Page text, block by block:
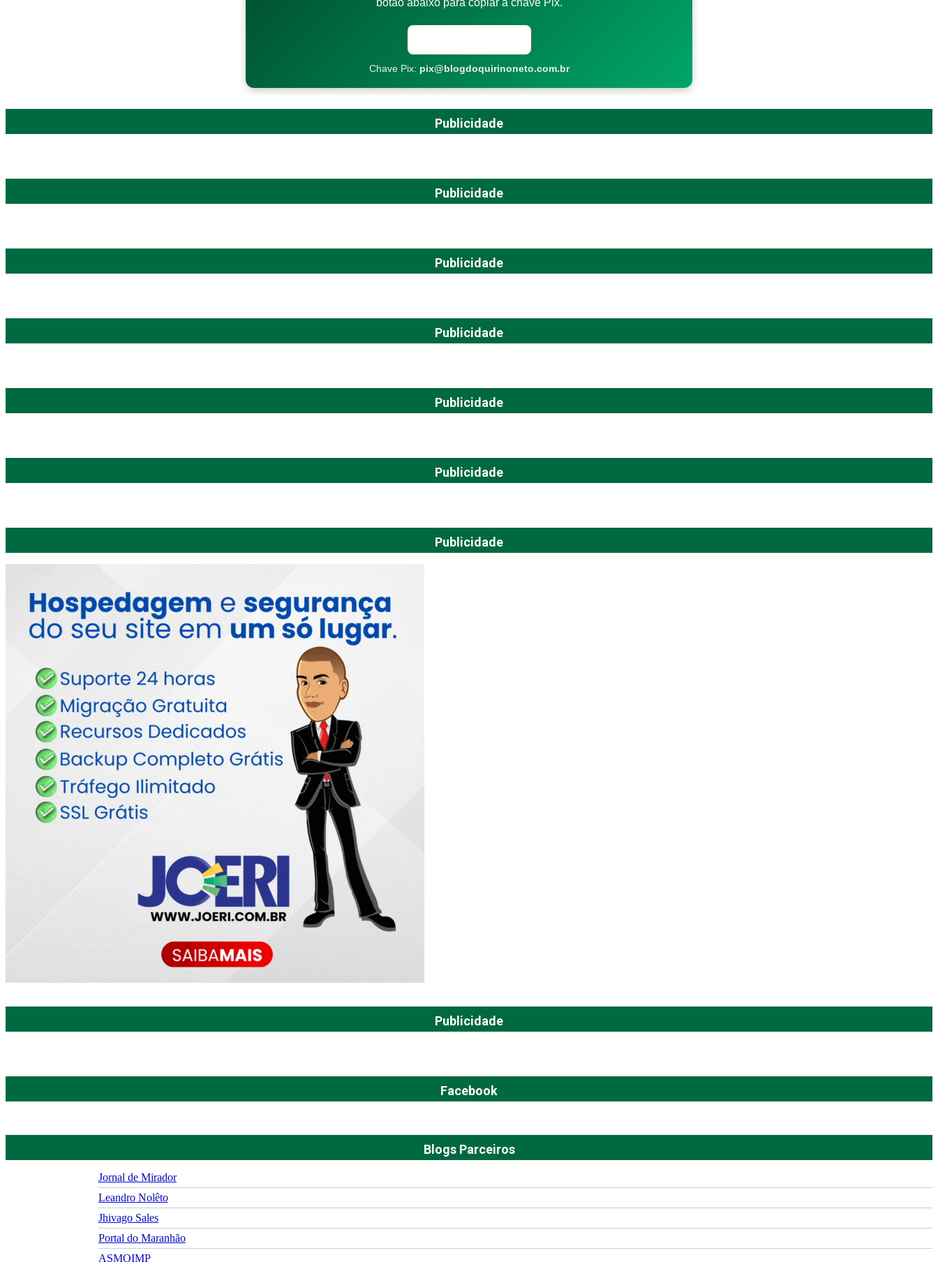
Chave Pix: pix@blogdoquirinoneto.com.br
Publicidade
Publicidade
Publicidade
Publicidade
Publicidade
Publicidade
Publicidade
Publicidade
Facebook
Blogs Parceiros
Jornal de Mirador
Leandro Nolêto
Jhivago Sales
Portal do Maranhão
ASMOIMP